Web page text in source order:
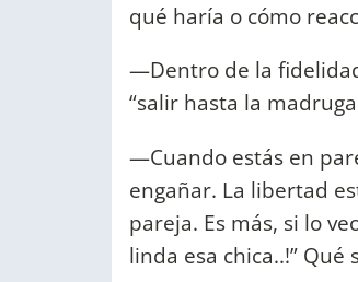
qué haría o cómo
—Dentro de la
“salir hasta la
—Cuando estás en
engañar. La libertad
pareja. Es más, si lo
linda esa chica..!” Qué